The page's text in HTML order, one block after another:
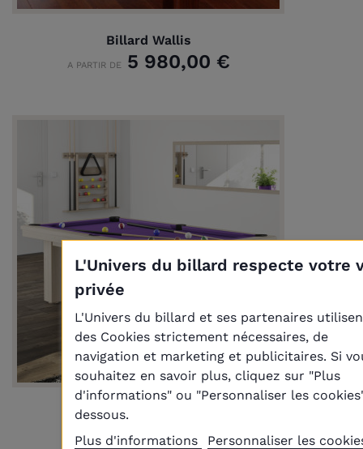
Billard Wallis
A PARTIR DE5 980,00 €
Billard Samoa
A PARTIR DE5 210,00 €
L'Univers du billard respecte votre
privée
L'Univers du billard et ses partenaires
des Cookies strictement nécessaires, de
navigation et marketing et publicitaires. Si
souhaitez en savoir plus, cliquez sur "Plus
d'informations" ou "Personnaliser les
dessous.
Plus d'informations
Personnaliser les